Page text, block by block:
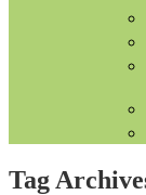
Tag